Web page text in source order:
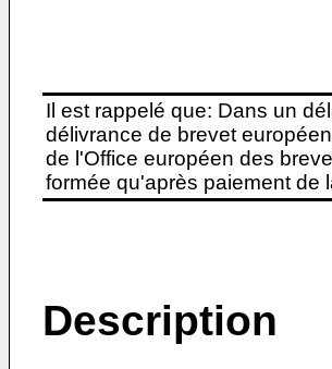
Il est rappelé que: Dans un
délivrance de brevet
de l'Office européen des
formée qu'après paiement de
Description